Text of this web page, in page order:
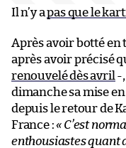
Il n’y apas que le
Après avoir botté en
après avoir précisé
renouvelé dès avril -
dimanche sa mise
depuis le retour de
France :« C’est
enthousiastes quant